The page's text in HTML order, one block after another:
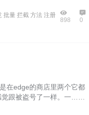
批量 拦截 方法 注册
898 0
在edge的商店里两个它都
觉跟被盗号了一样。一……